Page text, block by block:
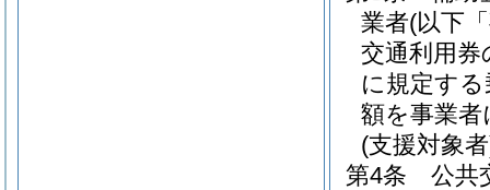
業者(以下
交通利用
に規定す
額を事業
(支援対象
第4条
公共